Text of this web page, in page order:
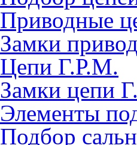
Приводные
Замки
Цепи Г.Р.М.
Замки цепи
Элементы
Подбор